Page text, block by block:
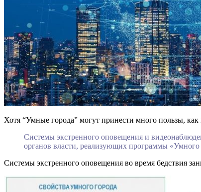
Хотя “Умные города” могут принести много пользы,
Системы экстренного оповещения и
органов власти, реализующих программы «Умного
Системы экстренного оповещения во время бедствия